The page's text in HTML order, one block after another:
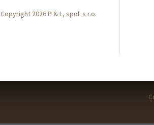
Copyright 2026 P & L, spol. s r.o.